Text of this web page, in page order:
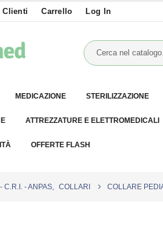
Clienti Carrello Log In
MEDICAZIONE STERILIZZAZIONE
ATTREZZATURE E ELETTROMEDICALI
OFFERTE FLASH
C.R.I. - ANPAS COLLARI COLLARE